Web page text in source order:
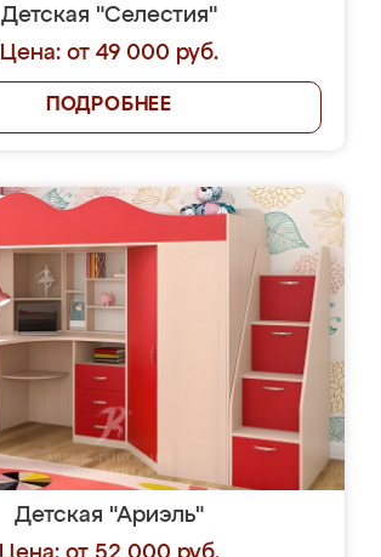
Детская "Селестия"
Цена: от 49 000 руб.
ПОДРОБНЕЕ
Детская "Ариэль"